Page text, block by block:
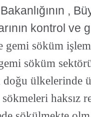
,
kontrol ve
gemi söküm
söküm
ülkelerinde
haksız